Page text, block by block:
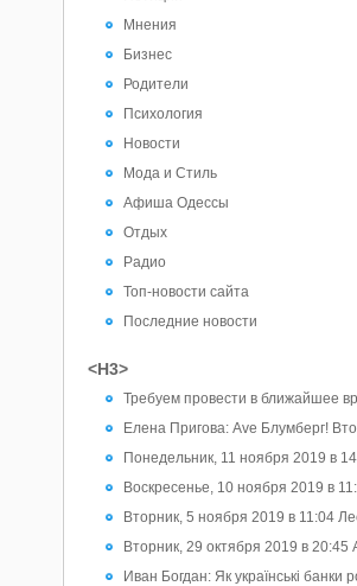
Мнения
Бизнес
Родители
Психология
Новости
Мода и Стиль
Афиша Одессы
Отдых
Радио
Топ-новости сайта
Последние новости
<H3>
Требуем провести в ближайшее
Елена Пригова: Ave Блумберг!
Понедельник, 11 ноября 2019 в
Воскресенье, 10 ноября 2019 в
Вторник, 5 ноября 2019 в 11:04
Вторник, 29 октября 2019 в
Иван Богдан: Як українські